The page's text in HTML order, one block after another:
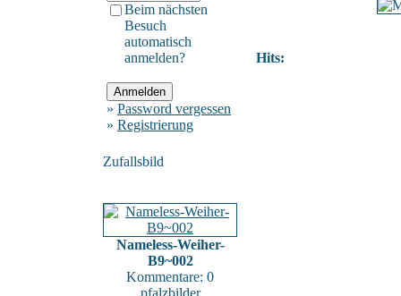
Beim nächsten
Besuch
automatisch
anmelden?
» Password vergessen
» Registrierung
Zufallsbild
Nameless-Weiher-
B9~002
Kommentare: 0
pfalzbilder
Hits: